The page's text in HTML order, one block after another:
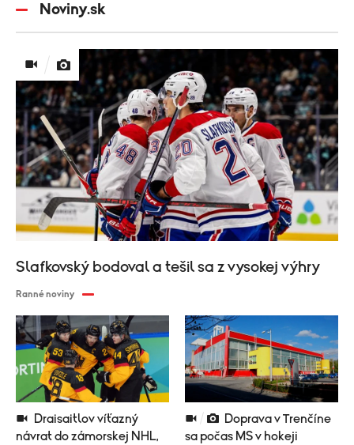
Noviny.sk
návrat do zámorskej NHL,
sa počas MS v hokeji
Slafkovský bodoval a tešil sa z vysokej výhry
Ranné noviny